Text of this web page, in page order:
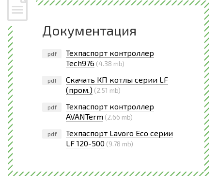
Документация
pdf
Техпаспорт контроллер
Tech976 (4.38 mb)
pdf
Скачать КП котлы серии LF
(пром.) (2.51 mb)
pdf
Техпаспорт контроллер
AVANTerm (2.66 mb)
pdf
Техпаспорт Lavoro Eco серии
LF 120-500 (9.78 mb)